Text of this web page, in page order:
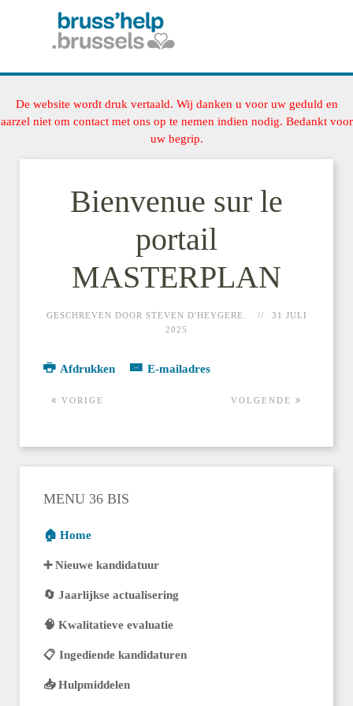
De website wordt druk vertaald. Wij danken u voor uw geduld en
aarzel niet om contact met ons op te nemen indien nodig. Bedankt voor
uw begrip.
Bienvenue sur le
portail
MASTERPLAN
GESCHREVEN DOOR STEVEN D'HEYGERE.
31 JULI
2025
Afdrukken E-mailadres
VORIGE VOLGENDE
MENU 36 BIS
🏠 Home
➕ Nieuwe kandidatuur
🔄 Jaarlijkse actualisering
🧠 Kwalitatieve evaluatie
📋 Ingediende kandidaturen
📥 Hulpmiddelen